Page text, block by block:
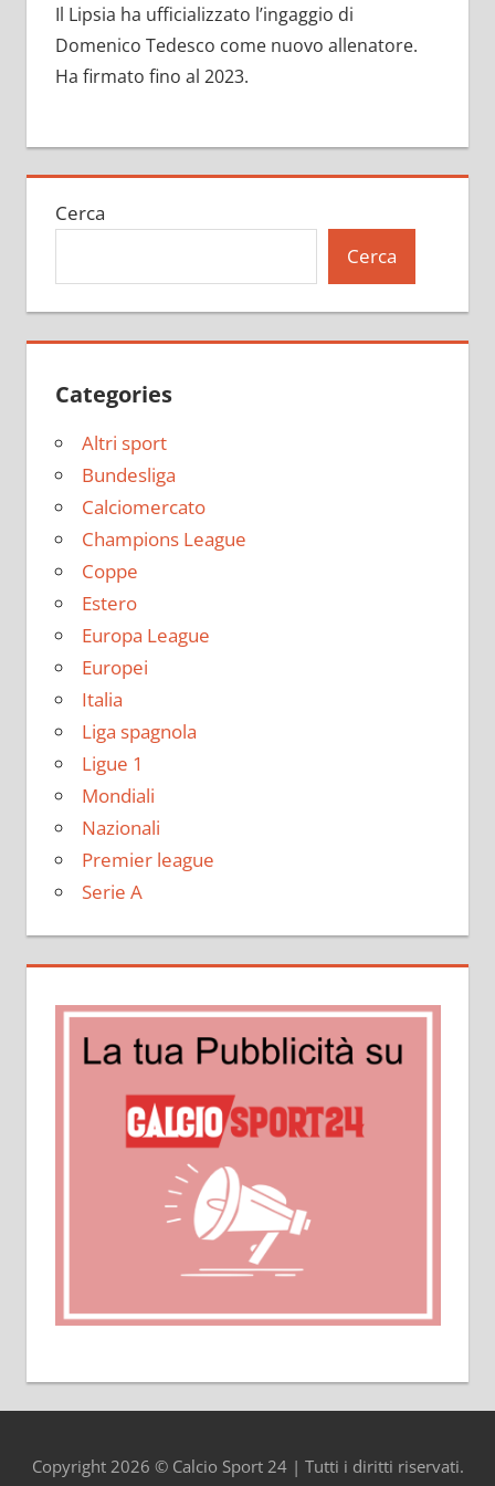
Il Lipsia ha ufficializzato l’ingaggio di ​
Domenico Tedesco come nuovo allenatore.
Ha firmato fino al 2023.
Cerca
Cerca
Categories
Altri sport
Bundesliga
Calciomercato
Champions League
Coppe
Estero
Europa League
Europei
Italia
Liga spagnola
Ligue 1
Mondiali
Nazionali
Premier league
Serie A
Copyright 2026 © Calcio Sport 24 | Tutti i diritti riservati.